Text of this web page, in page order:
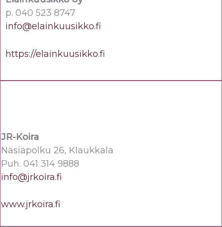
p. 040 523 8747
info@elainkuusikko.fi
https://elainkuusikko.fi
JR-Koira
Näsiäpolku 26, Klaukkala
Puh. 041 314 9888
info@jrkoira.fi
www.jrkoira.fi